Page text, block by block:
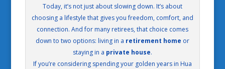
Today, it’s not just about slowing down. It’s about
choosing a lifestyle that gives you freedom, comfort, and
connection. And for many retirees, that choice comes
down to two options: living in a retirement home or
staying in a private house.
If you’re considering spending your golden years in Hua